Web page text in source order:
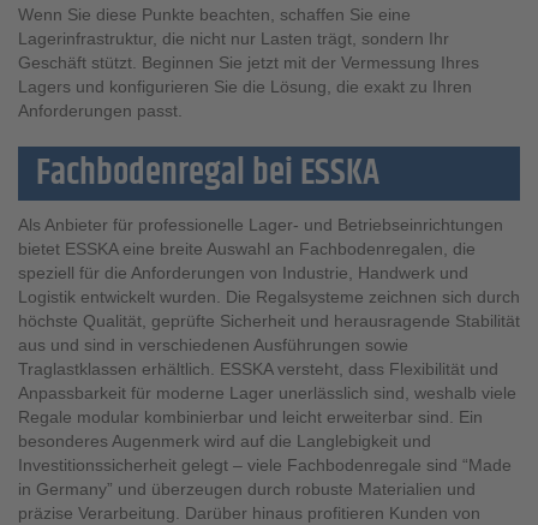
Wenn Sie diese Punkte beachten, schaffen Sie eine
Lagerinfrastruktur, die nicht nur Lasten trägt, sondern Ihr
Geschäft stützt. Beginnen Sie jetzt mit der Vermessung Ihres
Lagers und konfigurieren Sie die Lösung, die exakt zu Ihren
Anforderungen passt.
Fachbodenregal bei ESSKA
Als Anbieter für professionelle Lager- und Betriebseinrichtungen
bietet ESSKA eine breite Auswahl an Fachbodenregalen, die
speziell für die Anforderungen von Industrie, Handwerk und
Logistik entwickelt wurden. Die Regalsysteme zeichnen sich durch
höchste Qualität, geprüfte Sicherheit und herausragende Stabilität
aus und sind in verschiedenen Ausführungen sowie
Traglastklassen erhältlich. ESSKA versteht, dass Flexibilität und
Anpassbarkeit für moderne Lager unerlässlich sind, weshalb viele
Regale modular kombinierbar und leicht erweiterbar sind. Ein
besonderes Augenmerk wird auf die Langlebigkeit und
Investitionssicherheit gelegt – viele Fachbodenregale sind “Made
in Germany” und überzeugen durch robuste Materialien und
präzise Verarbeitung. Darüber hinaus profitieren Kunden von